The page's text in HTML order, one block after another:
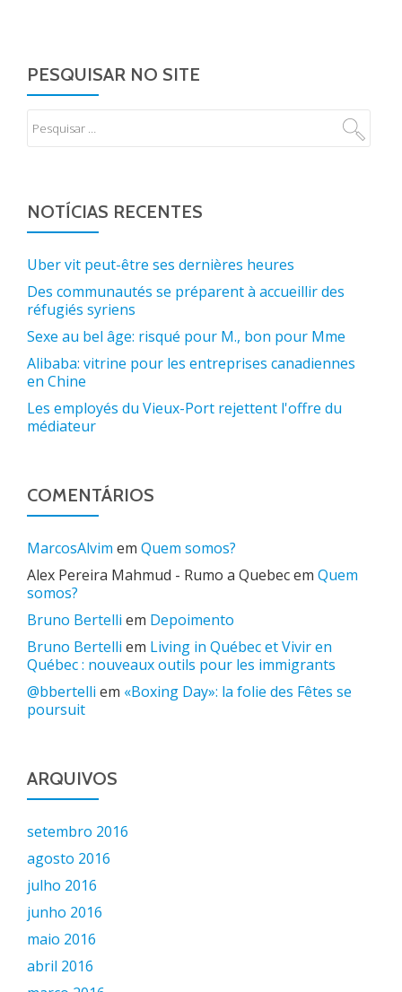
PESQUISAR NO SITE
NOTÍCIAS RECENTES
Uber vit peut-être ses dernières heures
Des communautés se préparent à accueillir des
réfugiés syriens
Sexe au bel âge: risqué pour M., bon pour Mme
Alibaba: vitrine pour les entreprises canadiennes
en Chine
Les employés du Vieux-Port rejettent l'offre du
médiateur
COMENTÁRIOS
MarcosAlvim em Quem somos?
Alex Pereira Mahmud - Rumo a Quebecem Quem
somos?
Bruno Bertelli em Depoimento
Bruno Bertelli em Living in Québec et Vivir en
Québec : nouveaux outils pour les immigrants
@bbertelli em «Boxing Day»: la folie des Fêtes se
poursuit
ARQUIVOS
setembro 2016
agosto 2016
julho 2016
junho 2016
maio 2016
abril 2016